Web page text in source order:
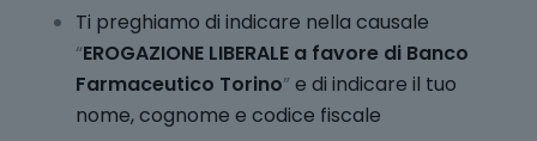
Ti preghiamo di indicare nella causale
“EROGAZIONE LIBERALE a favore di Banco
Farmaceutico Torino”e di indicare il tuo
nome, cognome e codice fiscale